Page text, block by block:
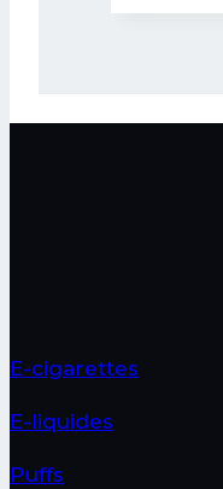
E-cigarettes
E-liquides
Puffs